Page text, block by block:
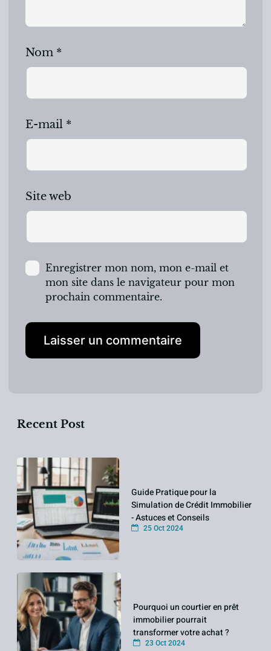
Nom *
E-mail *
Site web
Enregistrer mon nom, mon e-mail et
mon site dans le navigateur pour mon
prochain commentaire.
Recent Post
Guide Pratique pour la
Simulation de Crédit Immobilier
- Astuces et Conseils
25 Oct 2024
Pourquoi un courtier en prêt
immobilier pourrait
transformer votre achat ?
23 Oct 2024